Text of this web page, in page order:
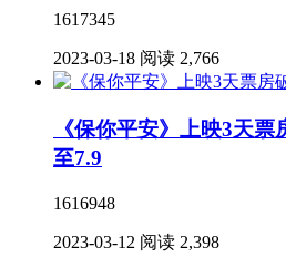
1617345
2023-03-18 阅读 2,766
《保你平安》上映3天
至7.9
1616948
2023-03-12 阅读 2,398